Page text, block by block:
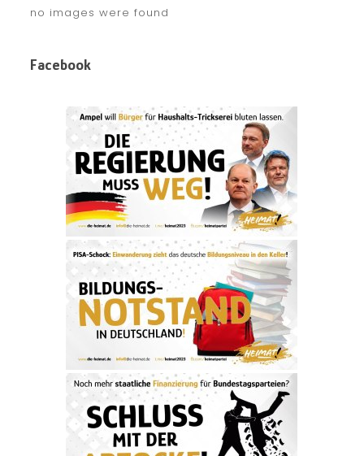
no images were found
Facebook